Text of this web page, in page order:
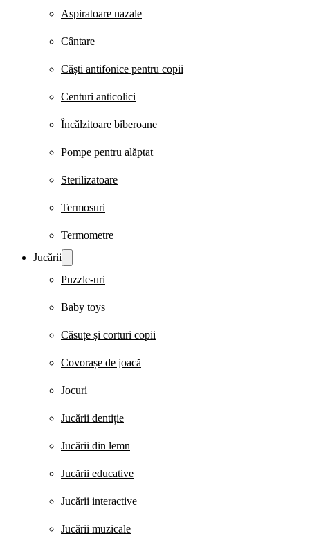
Aspiratoare nazale
Cântare
Căști antifonice pentru copii
Centuri anticolici
Încălzitoare biberoane
Pompe pentru alăptat
Sterilizatoare
Termosuri
Termometre
Jucării
Puzzle-uri
Baby toys
Căsuțe și corturi copii
Covorașe de joacă
Jocuri
Jucării dentiție
Jucării din lemn
Jucării educative
Jucării interactive
Jucării muzicale